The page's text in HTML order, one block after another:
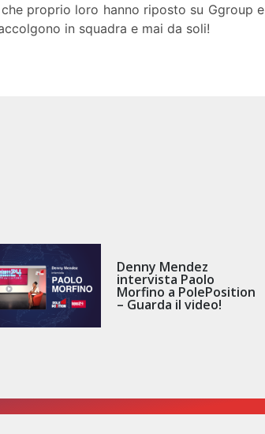
proprio loro hanno riposto su Ggroup e
in squadra e mai da soli!
Denny Mendez
intervista Paolo
Morfino a PolePosition
– Guarda il video!